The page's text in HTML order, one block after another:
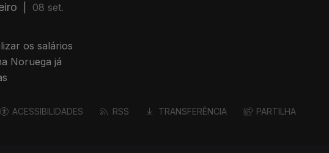
08 set.
os salários
Noruega já
ACESSIBILIDADES RSS TRANSFERÊNCIA PARTILHA